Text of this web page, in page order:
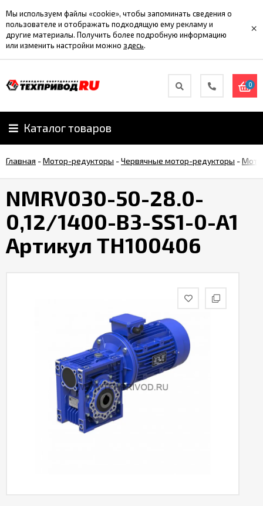
Мы используем файлы «cookie», чтобы запоминать сведения о
пользователе и отображать подходящую ему рекламу и
другие материалы. Получить более подробную информацию
или изменить настройки можно здесь.
×
0
Каталог товаров
Главная -Мотор-редукторы -Червячные мотор-редукторы -
NMRV030-50-28.0-
0,12/1400-B3-SS1-0-A1
Артикул TH100406